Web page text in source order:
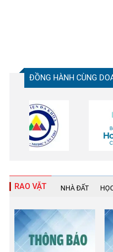
ĐỒNG HÀNH CÙNG
RAO VẶT NHÀ ĐẤT